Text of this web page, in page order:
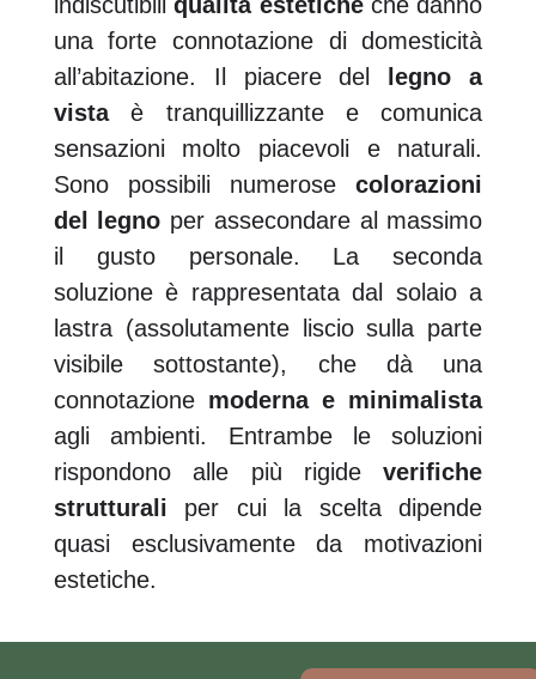
una forte connotazione di domesticità
all’abitazione. Il piacere del
legno a
vistaè tranquillizzante e comunica
sensazioni molto piacevoli e naturali.
Sono possibili numerosecolorazioni
del legno per assecondare al massimo
il gusto personale. La seconda
soluzione è rappresentata dal solaio a
lastra (assolutamente liscio sulla parte
visibile sottostante), che dà una
connotazione moderna e minimalista
agli ambienti. Entrambe le soluzioni
rispondono alle più rigideverifiche
strutturali per cui la scelta dipende
quasi esclusivamente da motivazioni
estetiche.